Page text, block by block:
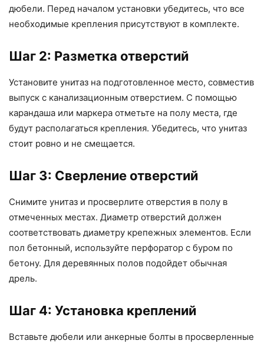
дюбели. Перед началом установки убедитесь, что все
необходимые крепления присутствуют в комплекте.
Шаг 2: Разметка отверстий
Установите унитаз на подготовленное место, совместив
выпуск с канализационным отверстием. С помощью
карандаша или маркера отметьте на полу места, где
будут располагаться крепления. Убедитесь, что унитаз
стоит ровно и не смещается.
Шаг 3: Сверление отверстий
Снимите унитаз и просверлите отверстия в полу в
отмеченных местах. Диаметр отверстий должен
соответствовать диаметру крепежных элементов. Если
пол бетонный, используйте перфоратор с буром по
бетону. Для деревянных полов подойдет обычная
дрель.
Шаг 4: Установка креплений
Вставьте дюбели или анкерные болты в просверленные